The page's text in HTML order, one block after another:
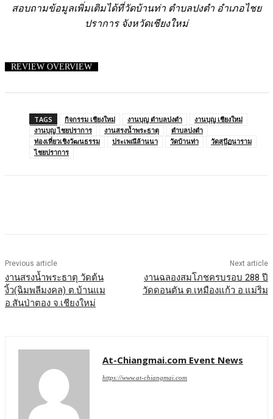
สอบถามข้อมูลเพิ่มเติมได้ที่วัดบ้านท่า ตำบลปงตำ อำเภอไชย
ปราการ จังหวัดเชียงใหม่
REVIEW OVERVIEW
TAGS กิจกรรม เชียงใหม่ งานบุญ ตำบลปงตำ
งานบุญ เชียงใหม่
งานบุญ ไชยปราการ
งานสรงน้ำพระธาตุ
ตำบลปงตำ
ท่องเที่ยวเชิงวัฒนธรรม
ประเพณีล้านนา วัดบ้านท่า
วัดสุปัฏนาราม
ไชยปราการ
Previous article
งานสรงน้ำพระธาตุ วัดต้น
งิ้ว(ฉิมพลีมงคล) ต.บ้านแม
อ.สันป่าตอง จ.เชียงใหม่
Next article
งานฉลองสมโภชครบรอบ 288 ปี
วัดดอนตัน ต.เหมืองแก้ว อ.แม่ริม
At-Chiangmai.com Event News
https://www.at-chiangmai.com